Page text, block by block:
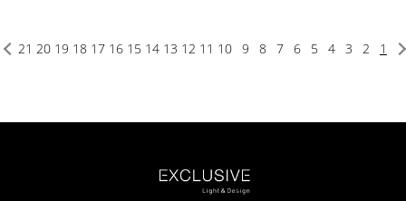
1
2
3
4
5
6
7
8
9
10
11
12
13
14
15
16
17
18
19
20
21